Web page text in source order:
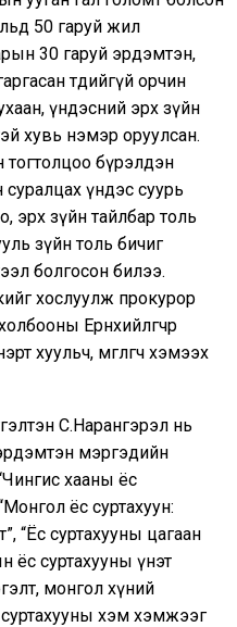
50 гаруй жил
30 гаруй эрдэмтэн,
төдийгүй орчин
үндэсний эрх зүйн
хувь нэмэр оруулсан.
тогтолцоо бүрэлдэн
суралцах үндэс суурь
эрх зүйн тайлбар толь
зүйн толь бичиг
болгосон билээ.
хослуулж прокурор
Ерөнхийлөгчөөр
хуульч, өмгөөлөгч хэмээх
С.Нарангэрэл нь
эрдэмтэн мэргэдийн
хааны ёс
ёс суртахуун:
“Ёс суртахууны цагаан
ёс суртахууны үнэт
монгол хүний
суртахууны хэм хэмжээг